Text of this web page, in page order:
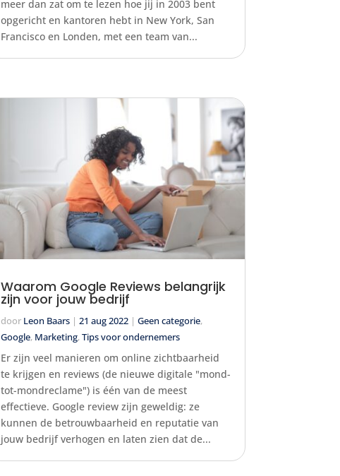
meer dan zat om te lezen hoe jij in 2003 bent
opgericht en kantoren hebt in New York, San
Francisco en Londen, met een team van...
Waarom Google Reviews belangrijk
zijn voor jouw bedrijf
door Leon Baars |21 aug 2022 |Geen categorie,
Google, Marketing,Tips voor ondernemers
Er zijn veel manieren om online zichtbaarheid
te krijgen en reviews (de nieuwe digitale "mond-
tot-mondreclame") is één van de meest
effectieve. Google review zijn geweldig: ze
kunnen de betrouwbaarheid en reputatie van
jouw bedrijf verhogen en laten zien dat de...